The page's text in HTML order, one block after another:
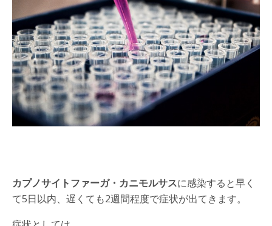
カプノサイトファーガ・カニモルサスに感染すると早く
て5日以内、遅くても2週間程度で症状が出てきます。